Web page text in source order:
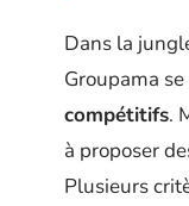
Dans la
Groupama
compétitifs.
à proposer
Plusieurs